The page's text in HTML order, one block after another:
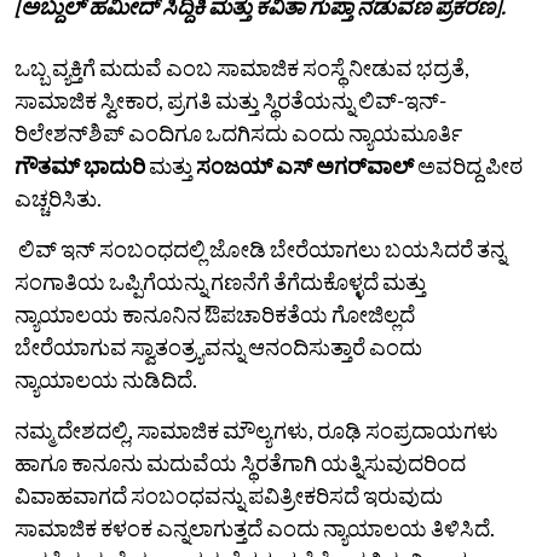
[ಅಬ್ದುಲ್ ಹಮೀದ್ ಸಿದ್ದಿಕಿ ಮತ್ತು ಕವಿತಾ ಗುಪ್ತಾ ನಡುವಣ ಪ್ರಕರಣ].
ಒಬ್ಬ ವ್ಯಕ್ತಿಗೆ ಮದುವೆ ಎಂಬ ಸಾಮಾಜಿಕ ಸಂಸ್ಥೆ ನೀಡುವ ಭದ್ರತೆ,
ಸಾಮಾಜಿಕ ಸ್ವೀಕಾರ, ಪ್ರಗತಿ ಮತ್ತು ಸ್ಥಿರತೆಯನ್ನು ಲಿವ್-ಇನ್-
ರಿಲೇಶನ್‌ಶಿಪ್‌ ಎಂದಿಗೂ ಒದಗಿಸದು ಎಂದು ನ್ಯಾಯಮೂರ್ತಿ
ಗೌತಮ್ ಭಾದುರಿಮತ್ತು ಸಂಜಯ್‌ ಎಸ್‌ ಅಗರ್‌ವಾಲ್‌ಅವರಿದ್ದ ಪೀಠ
ಎಚ್ಚರಿಸಿತು.
ಲಿವ್‌ ಇನ್‌ ಸಂಬಂಧದಲ್ಲಿ ಜೋಡಿ ಬೇರೆಯಾಗಲು ಬಯಸಿದರೆ ತನ್ನ
ಸಂಗಾತಿಯ ಒಪ್ಪಿಗೆಯನ್ನು ಗಣನೆಗೆ ತೆಗೆದುಕೊಳ್ಳದೆ ಮತ್ತು
ನ್ಯಾಯಾಲಯ ಕಾನೂನಿನ ಔಪಚಾರಿಕತೆಯ ಗೋಜಿಲ್ಲದೆ
ಬೇರೆಯಾಗುವ ಸ್ವಾತಂತ್ರ್ಯವನ್ನು ಆನಂದಿಸುತ್ತಾರೆ ಎಂದು
ನ್ಯಾಯಾಲಯ ನುಡಿದಿದೆ.
ನಮ್ಮ ದೇಶದಲ್ಲಿ, ಸಾಮಾಜಿಕ ಮೌಲ್ಯಗಳು, ರೂಢಿ ಸಂಪ್ರದಾಯಗಳು
ಹಾಗೂ ಕಾನೂನು ಮದುವೆಯ ಸ್ಥಿರತೆಗಾಗಿ ಯತ್ನಿಸುವುದರಿಂದ
ವಿವಾಹವಾಗದೆ ಸಂಬಂಧವನ್ನು ಪವಿತ್ರೀಕರಿಸದೆ ಇರುವುದು
ಸಾಮಾಜಿಕ ಕಳಂಕ ಎನ್ನಲಾಗುತ್ತದೆ ಎಂದು ನ್ಯಾಯಾಲಯ ತಿಳಿಸಿದೆ.